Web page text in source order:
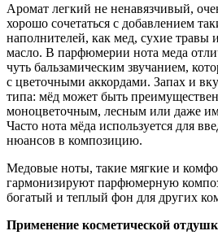
Аромат легкий не ненавязчивый,
хорошо сочетаться с добавлением
наполнителей, как мед, сухие травы
масло. В парфюмерии нота меда
чуть бальзамическим звучанием,
с цветочными аккордами. Запах и
типа: мёд может быть
моноцветочным, лесным или даже
Часто нота мёда используется для
нюансов в композицию.
Медовые ноты, такие мягкие и
гармонизируют парфюмерную
богатый и теплый фон для других
Применение косметической